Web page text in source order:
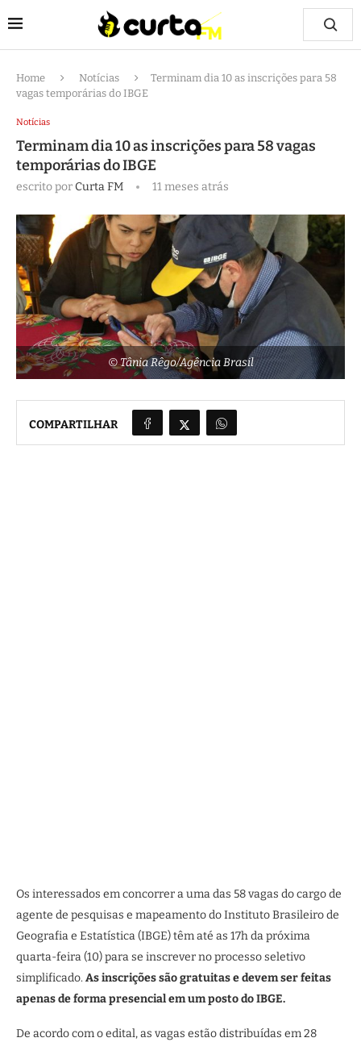
Home Notícias
Terminam dia 10 as inscrições para 58
vagas temporárias do IBGE
Notícias
Terminam dia 10 as inscrições para 58 vagas
temporárias do IBGE
escrito porCurta FM 11 meses atrás
© Tânia Rêgo/Agência Brasil
COMPARTILHAR
Os interessados em concorrer a uma das 58 vagas do cargo de
agente de pesquisas e mapeamento do Instituto Brasileiro de
Geografia e Estatística (IBGE) têm até as 17h da próxima
quarta-feira (10) para se inscrever no processo seletivo
simplificado. As inscrições são gratuitas e devem ser feitas
apenas de forma presencial em um posto do IBGE.
De acordo com o edital, as vagas estão distribuídas em 28